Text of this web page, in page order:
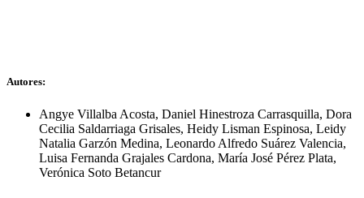
Autores:
Angye Villalba Acosta, Daniel Hinestroza Carrasquilla, Dora
Cecilia Saldarriaga Grisales, Heidy Lisman Espinosa, Leidy
Natalia Garzón Medina, Leonardo Alfredo Suárez Valencia,
Luisa Fernanda Grajales Cardona, María José Pérez Plata,
Verónica Soto Betancur